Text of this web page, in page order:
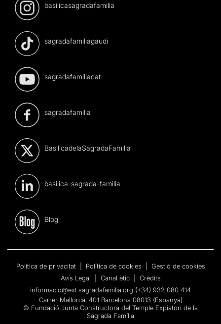
basilicasagradafamilia
sagradafamiliagaudi
sagradafamiliacat
sagradafamilia
BasilicadelaSagradaFamilia
basilica-sagrada-familia
Blog
Política de privacitat Política de cookies
Gestió de cookies
Avís Legal
Canal ètic
Crèdits
informacio@ext.sagradafamilia.org (+34) 932 080 414
Carrer Mallorca, 401 Barcelona 08013 (Espanya)
© Fundació Junta Constructora del Temple Expiatori de la
Sagrada Família